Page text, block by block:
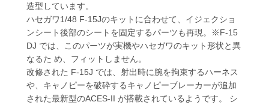
造型しています。
ハセガワ1/48 F-15Jのキットに合わせて、イジェクショ
ンシート後部のシートを固定するパーツも再現。※F-15
DJ では、このパーツが実機やハセガワのキット形状と異
なるた め、フィットしません。
改修された F-15J では、射出時に腕を拘束するハーネス
や、キャノピーを破砕するキャノピーブレーカーが追加
された最新型のACES-II が搭載されているようです。 シ